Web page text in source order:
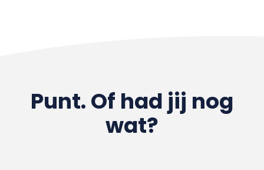
Punt. Of had jij nog
wat?